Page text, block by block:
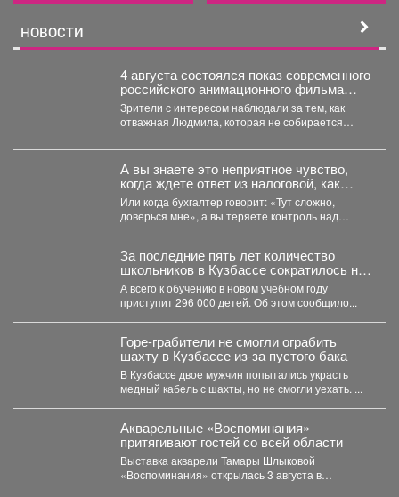
НОВОСТИ
4 августа состоялся показ современного
российского анимационного фильма
«Руслан и Людмила. Больше, чем
сказка» (2023).
Зрители с интересом наблюдали за тем, как
отважная Людмила, которая не собирается
А вы знаете это неприятное чувство,
когда ждете ответ из налоговой, как
приговор?
Или когда бухгалтер говорит: «Тут сложно,
доверься мне», а вы теряете контроль над
За последние пять лет количество
школьников в Кузбассе сократилось на
8%
А всего к обучению в новом учебном году
приступит 296 000 детей. Об этом сообщило...
Горе-грабители не смогли ограбить
шахту в Кузбассе из-за пустого бака
В Кузбассе двое мужчин попытались украсть
медный кабель с шахты, но не смогли уехать. ...
Акварельные «Воспоминания»
притягивают гостей со всей области
Выставка акварели Тамары Шлыковой
«Воспоминания» открылась 3 августа в